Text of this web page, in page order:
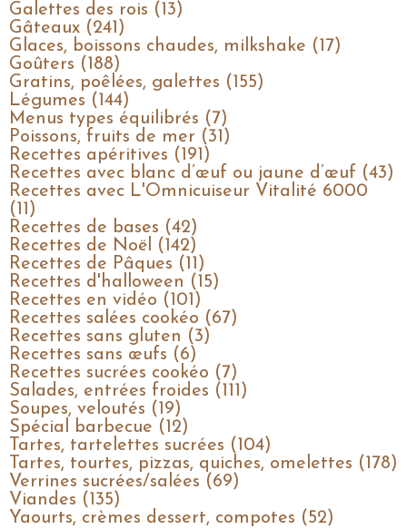
Galettes des rois (13)
Gâteaux (241)
Glaces, boissons chaudes, milkshake (17)
Goûters (188)
Gratins, poêlées, galettes (155)
Légumes (144)
Menus types équilibrés (7)
Poissons, fruits de mer (31)
Recettes apéritives (191)
Recettes avec blanc d’œuf ou jaune d’œuf (43)
Recettes avec L'Omnicuiseur Vitalité 6000
(11)
Recettes de bases (42)
Recettes de Noël (142)
Recettes de Pâques (11)
Recettes d'halloween (15)
Recettes en vidéo (101)
Recettes salées cookéo (67)
Recettes sans gluten (3)
Recettes sans œufs (6)
Recettes sucrées cookéo (7)
Salades, entrées froides (111)
Soupes, veloutés (19)
Spécial barbecue (12)
Tartes, tartelettes sucrées (104)
Tartes, tourtes, pizzas, quiches, omelettes (178)
Verrines sucrées/salées (69)
Viandes (135)
Yaourts, crèmes dessert, compotes (52)